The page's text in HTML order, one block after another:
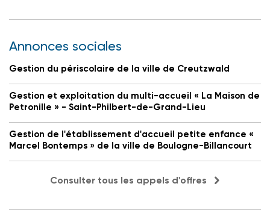
Annonces sociales
Gestion du périscolaire de la ville de Creutzwald
Gestion et exploitation du multi-accueil « La Maison de
Petronille » - Saint-Philbert-de-Grand-Lieu
Gestion de l'établissement d'accueil petite enfance «
Marcel Bontemps » de la ville de Boulogne-Billancourt
Consulter tous les appels d'offres